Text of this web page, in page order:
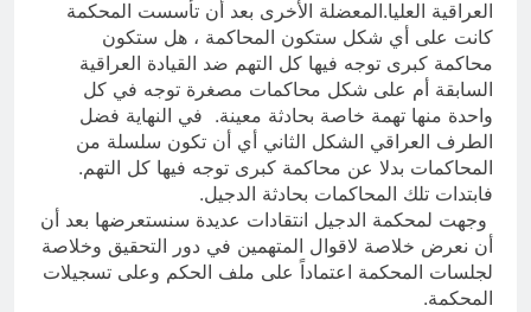
العراقية العليا.المعضلة الأخرى بعد أن تأسست المحكمة
كانت على أي شكل ستكون المحاكمة ، هل ستكون
محاكمة كبرى توجه فيها كل التهم ضد القيادة العراقية
السابقة أم على شكل محاكمات مصغرة توجه في كل
واحدة منها تهمة خاصة بحادثة معينة. في النهاية فضل
الطرف العراقي الشكل الثاني أي أن تكون سلسلة من
المحاكمات بدلا عن محاكمة كبرى توجه فيها كل التهم.
فابتدات تلك المحاكمات بحادثة الدجيل.
وجهت لمحكمة الدجيل انتقادات عديدة سنستعرضها بعد أن
أن نعرض خلاصة لاقوال المتهمين في دور التحقيق وخلاصة
لجلسات المحكمة اعتماداً على ملف الحكم وعلى تسجيلات
المحكمة.